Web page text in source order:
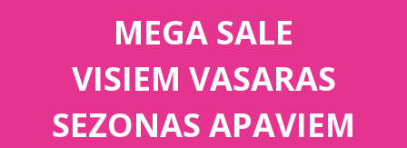
MEGA SALE
VISIEM VASARAS
SEZONAS APAVIEM